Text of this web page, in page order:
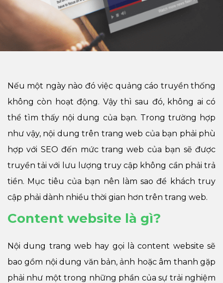
Nếu một ngày nào đó việc quảng cáo truyền thống
không còn hoạt động. Vậy thì sau đó, không ai có
thể tìm thấy nội dung của bạn. Trong trường hợp
như vậy, nội dung trên trang web của bạn phải phù
hợp với SEO đến mức trang web của bạn sẽ được
truyền tải với lưu lượng truy cập không cần phải trả
tiền. Mục tiêu của bạn nên làm sao để khách truy
cập phải dành nhiều thời gian hơn trên trang web.
Content website là gì?
Nội dung trang web hay gọi là content website sẽ
bao gồm nội dung văn bản, ảnh hoặc âm thanh gặp
phải như một trong những phần của sự trải nghiệm